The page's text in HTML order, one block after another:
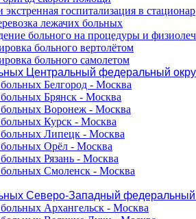
экстренная госпитализация в стационар
лежачих больных
больного на процедуры и
больного вертолётом
больного самолетом
Центральный федеральный
Белгород - Москва
Брянск - Москва
больных Воронеж - Москва
Курск - Москва
больных Липецк - Москва
больных Орёл - Москва
Рязань - Москва
больных Смоленск - Москва
Северо-Западный федеральный
Архангельск - Москва